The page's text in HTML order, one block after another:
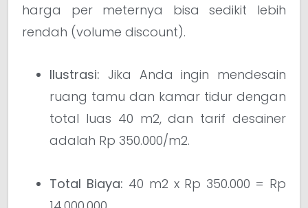
harga per meternya bisa sedikit lebih
rendah (volume discount).
Ilustrasi: Jika Anda ingin mendesain
ruang tamu dan kamar tidur dengan
total luas 40 m2, dan tarif desainer
adalah Rp 350.000/m2.
Total Biaya: 40 m2 x Rp 350.000 = Rp